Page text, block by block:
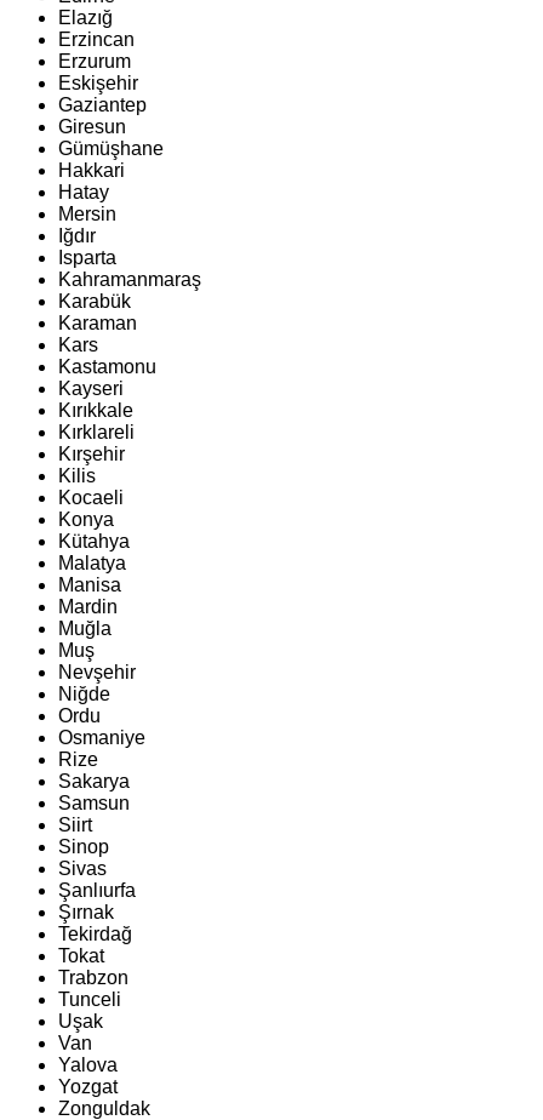
Elazığ
Erzincan
Erzurum
Eskişehir
Gaziantep
Giresun
Gümüşhane
Hakkari
Hatay
Mersin
Iğdır
Isparta
Kahramanmaraş
Karabük
Karaman
Kars
Kastamonu
Kayseri
Kırıkkale
Kırklareli
Kırşehir
Kilis
Kocaeli
Konya
Kütahya
Malatya
Manisa
Mardin
Muğla
Muş
Nevşehir
Niğde
Ordu
Osmaniye
Rize
Sakarya
Samsun
Siirt
Sinop
Sivas
Şanlıurfa
Şırnak
Tekirdağ
Tokat
Trabzon
Tunceli
Uşak
Van
Yalova
Yozgat
Zonguldak